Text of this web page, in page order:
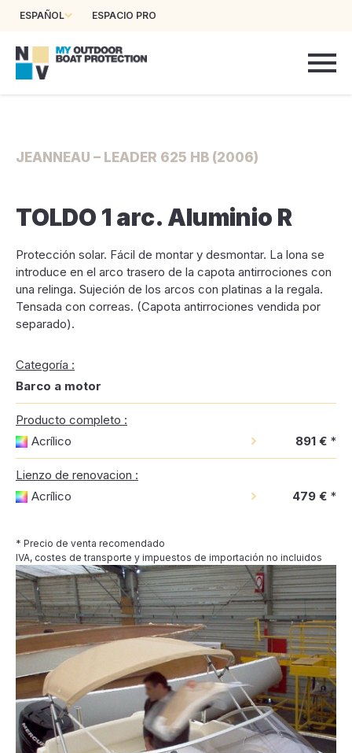
ESPAÑOL ESPACIO PRO
JEANNEAU – LEADER 625 HB (2006)
TOLDO 1 arc. Aluminio R
Protección solar. Fácil de montar y desmontar. La lona se
introduce en el arco trasero de la capota antirrociones con
una relinga. Sujeción de los arcos con platinas a la regala.
Tensada con correas. (Capota antirrociones vendida por
separado).
Categoría :
Barco a motor
Producto completo :
Acrílico
891 € *
Lienzo de renovacion :
Acrílico
479 € *
* Precio de venta recomendado
IVA, costes de transporte y impuestos de importación no incluidos